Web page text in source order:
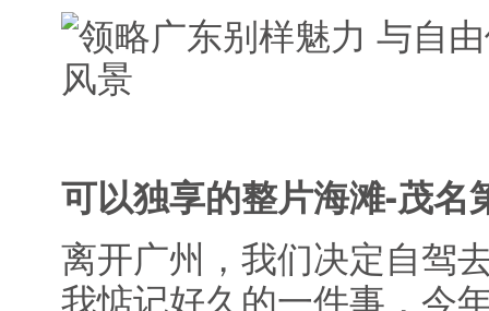
可以独享的整片海滩-茂名
离开广州，我们决定自驾
我惦记好久的一件事，今